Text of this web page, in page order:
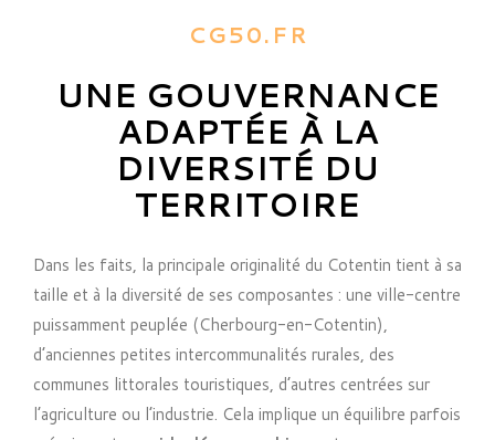
CG50.FR
UNE GOUVERNANCE
ADAPTÉE À LA
DIVERSITÉ DU
TERRITOIRE
Dans les faits, la principale originalité du Cotentin tient à sa
taille et à la diversité de ses composantes : une ville-centre
puissamment peuplée (Cherbourg-en-Cotentin),
d’anciennes petites intercommunalités rurales, des
communes littorales touristiques, d’autres centrées sur
l’agriculture ou l’industrie. Cela implique un équilibre parfois